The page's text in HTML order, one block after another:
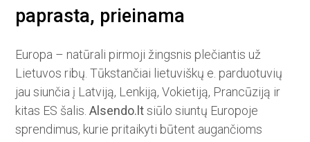
paprasta, prieinama
Europa – natūrali pirmoji žingsnis plečiantis už
Lietuvos ribų. Tūkstančiai lietuviškų e. parduotuvių
jau siunčia į Latviją, Lenkiją, Vokietiją, Prancūziją ir
kitas ES šalis.Alsendo.ltsiūlo siuntų Europoje
sprendimus, kurie pritaikyti būtent augančioms